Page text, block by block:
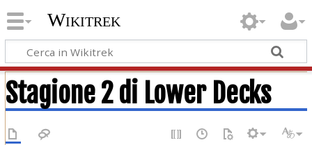
Wikitrek
Stagione 2 di Lower Decks